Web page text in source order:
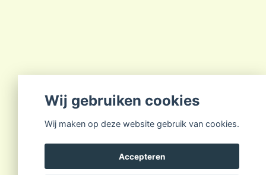
Wij gebruiken cookies
Wij maken op deze website gebruik van cookies.
Accepteren